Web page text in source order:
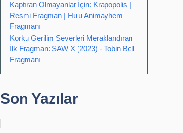
Kaptıran Olmayanlar İçin: Krapopolis |
Resmi Fragman | Hulu Animayhem
Fragmanı
Korku Gerilim Severleri Meraklandıran
İlk Fragman: SAW X (2023) - Tobin Bell
Fragmanı
Son Yazılar